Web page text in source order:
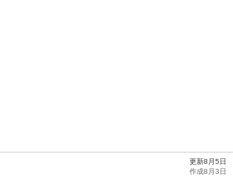
更新8月5日
作成8月3日